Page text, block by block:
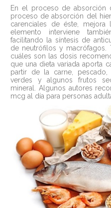
En el proceso de absorción
proceso de absorción del
carenciales de éste,
elemento interviene
facilitando la síntesis de
de neutrófilos y macrófagos.
cuáles son las dosis
que una dieta variada aporta
partir de la carne, pescado,
verdes y algunos frutos
mineral. Algunos autores
mcg al día para personas